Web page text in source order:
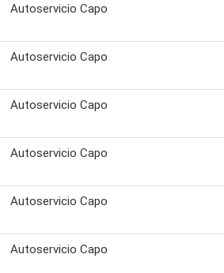
Autoservicio Capo
Autoservicio Capo
Autoservicio Capo
Autoservicio Capo
Autoservicio Capo
Autoservicio Capo